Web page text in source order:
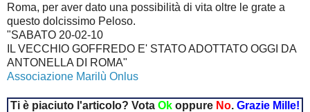
Roma, per aver dato una possibilità di vita oltre le grate a
questo dolcissimo Peloso.
"SABATO 20-02-10
IL VECCHIO GOFFREDO E' STATO ADOTTATO OGGI DA
ANTONELLA DI ROMA"
Associazione Marilù Onlus
Ti è piaciuto l'articolo? Vota Ok oppure No. Grazie Mille!